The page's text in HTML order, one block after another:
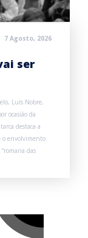
7 Agosto, 2026
ser
Luís Nobre,
ocasião da
destaca a
o envolvimento
das